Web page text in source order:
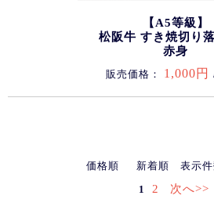
【A5等級】
松阪牛 すき焼切り
赤身
販売価格： 1,000円
価格順 新着順 表示
1 2 次へ>>